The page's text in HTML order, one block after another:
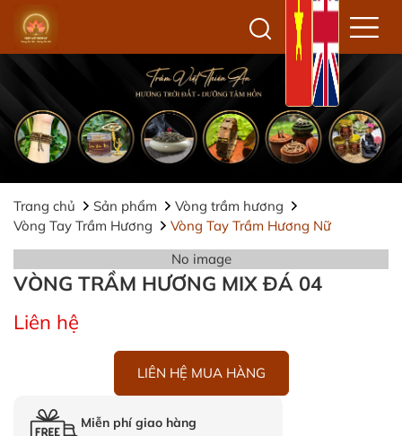
Trang chủ Sản phẩm
Vòng trầm hương
Vòng Tay Trầm Hương
Vòng Tay Trầm Hương Nữ
No image
VÒNG TRẦM HƯƠNG MIX ĐÁ 04
Liên hệ
LIÊN HỆ MUA HÀNG
Miễn phí giao hàng